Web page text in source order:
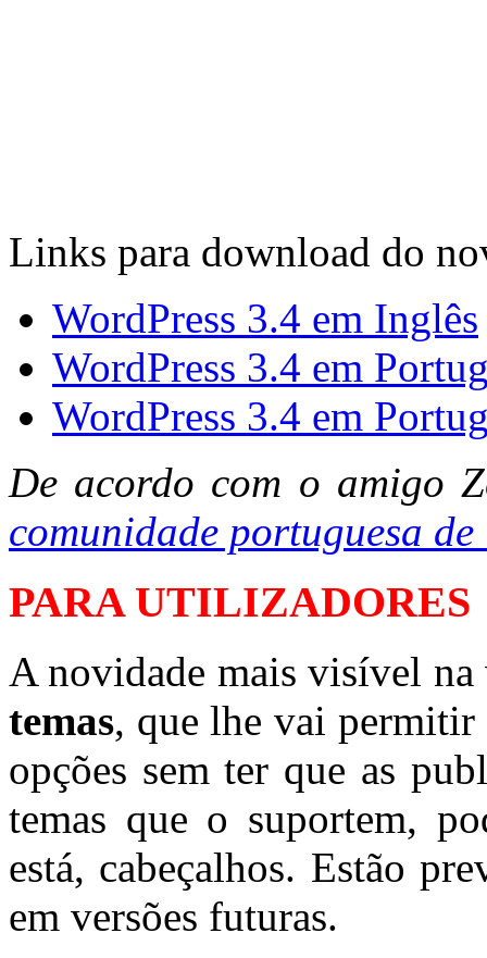
Links para download do
WordPress 3.4 em Inglês
WordPress 3.4 em
WordPress 3.4 em
De acordo com o amigo
comunidade portuguesa de
PARA UTILIZADORES
A novidade mais visível
temas, que lhe vai permitir
opções sem ter que as
temas que o suportem,
está, cabeçalhos. Estão
em versões futuras.